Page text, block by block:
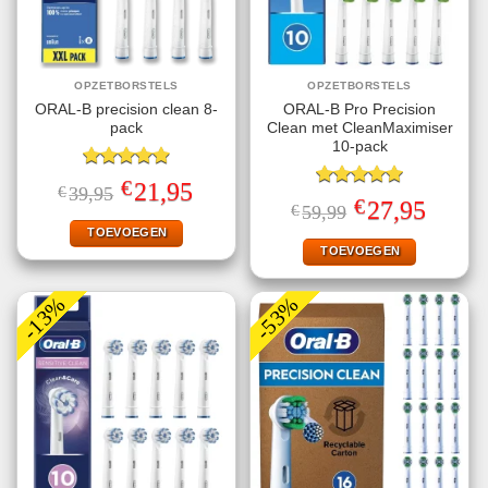
OPZETBORSTELS
ORAL-B precision clean 8-
pack
Gewaardeerd
4.91uit 5
€39,95 Oorspronkelijke
prijs
was:
€39,95.
€21,95prijs
TOEVOEGEN
OPZETBORSTELS
ORAL-B Pro Precision
Clean met CleanMaximiser
10-pack
Gewaardeerd
5.00uit 5
€59,99 Oorspronkelijke
prijs
was:
€59,99.
€27,95prijs
TOEVOEGEN
-13% -53%